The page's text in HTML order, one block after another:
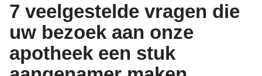
7 veelgestelde vragen die
uw bezoek aan onze
apotheek een stuk